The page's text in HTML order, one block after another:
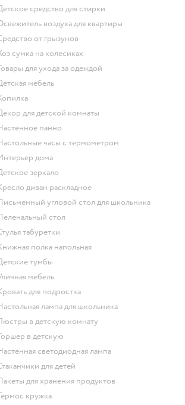
детское средство для стирки
освежитель воздуха для квартиры
средство от грызунов
хоз сумка на колесиках
Товары для ухода за одеждой
Детская мебель
Копилка
Декор для детской комнаты
Настенное панно
Настольные часы с термометром
Интерьер дома
Детское зеркало
Кресло диван раскладное
Письменный угловой стол для школьника
Пеленальный стол
Стулья табуретки
Книжная полка напольная
Детские тумбы
Уличная мебель
Кровать для подростка
Настольная лампа для школьника
Люстры в детскую комнату
Торшер в детскую
Настенная светодиодная лампа
Стаканчики для детей
Пакеты для хранения продуктов
Термос кружка